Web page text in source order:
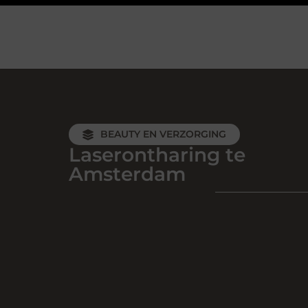
BEAUTY EN VERZORGING
Laserontharing te
Amsterdam